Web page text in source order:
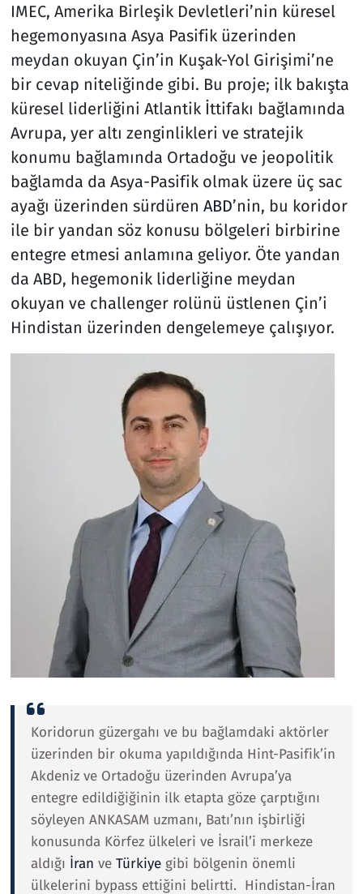
IMEC, Amerika Birleşik Devletleri’nin küresel
hegemonyasına Asya Pasifik üzerinden
meydan okuyan Çin’in Kuşak-Yol Girişimi’ne
bir cevap niteliğinde gibi. Bu proje; ilk bakışta
küresel liderliğini Atlantik İttifakı bağlamında
Avrupa, yer altı zenginlikleri ve stratejik
konumu bağlamında Ortadoğu ve jeopolitik
bağlamda da Asya-Pasifik olmak üzere üç sac
ayağı üzerinden sürdüren ABD’nin, bu koridor
ile bir yandan söz konusu bölgeleri birbirine
entegre etmesi anlamına geliyor. Öte yandan
da ABD, hegemonik liderliğine meydan
okuyan ve challenger rolünü üstlenen Çin’i
Hindistan üzerinden dengelemeye çalışıyor.
Koridorun güzergahı ve bu bağlamdaki aktörler
üzerinden bir okuma yapıldığında Hint-Pasifik’in
Akdeniz ve Ortadoğu üzerinden Avrupa’ya
entegre edildiğiğinin ilk etapta göze çarptığını
söyleyen ANKASAM uzmanı, Batı’nın işbirliği
konusunda Körfez ülkeleri ve İsrail’i merkeze
aldığı İran ve Türkiyegibi bölgenin önemli
ülkelerini bypass ettiğini belirtti. Hindistan-İran